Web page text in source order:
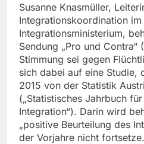
Susanne Knasmüller,
Integrationskoordination im
Integrationsministerium,
Sendung „Pro und Contra“
Stimmung sei gegen
sich dabei auf eine Studie,
2015 von der Statistik
(„Statistisches Jahrbuch
Integration“). Darin wird
„positive Beurteilung des
der Vorjahre nicht fortsetze.